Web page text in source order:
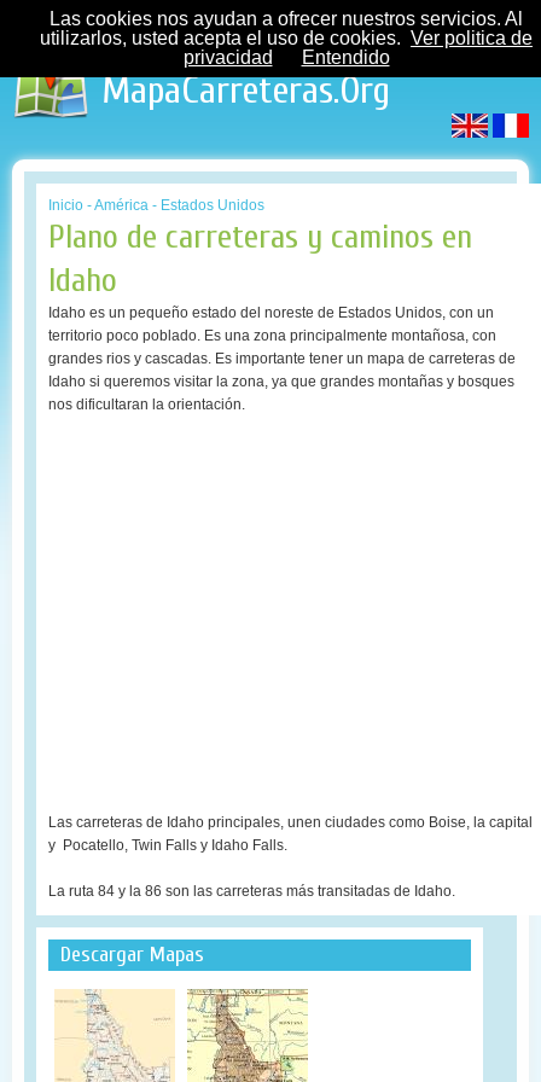
MapaCarreteras.Org
Inicio -América - Estados Unidos
Plano de carreteras y caminos en
Idaho
Idaho es un pequeño estado del noreste de Estados Unidos, con un
territorio poco poblado. Es una zona principalmente montañosa, con
grandes rios y cascadas. Es importante tener un mapa de carreteras de
Idaho si queremos visitar la zona, ya que grandes montañas y bosques
nos dificultaran la orientación.
Las carreteras de Idaho principales, unen ciudades como Boise, la capital
y Pocatello, Twin Falls y Idaho Falls.
La ruta 84 y la 86 son las carreteras más transitadas de Idaho.
Descargar Mapas
Las cookies nos ayudan a ofrecer nuestros servicios. Al
utilizarlos, usted acepta el uso de cookies. Ver politica de
privacidad
Entendido